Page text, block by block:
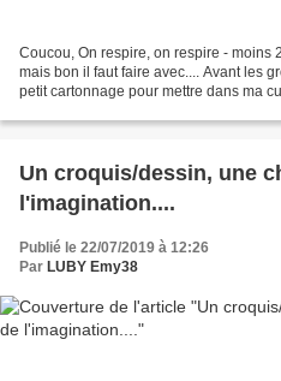
Coucou, On respire, on respire - moins
mais bon il faut faire avec.... Avant les
petit cartonnage pour mettre dans ma
Un croquis/dessin, une
l'imagination....
Publié le 22/07/2019 à 12:26
Par LUBY Emy38